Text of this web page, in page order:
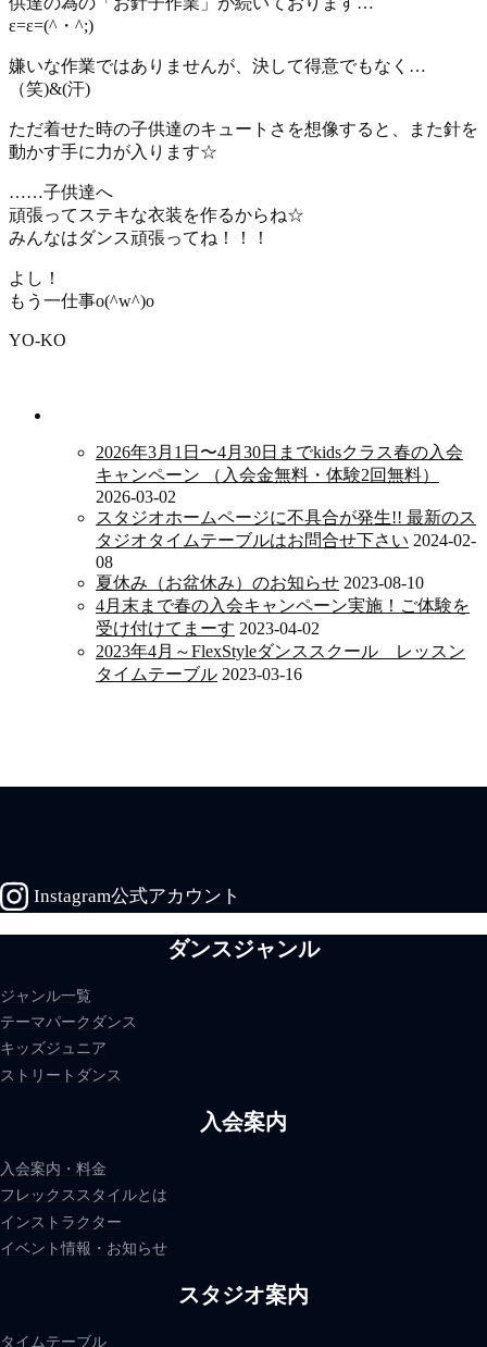
ε=ε=(^・^;)
嫌いな作業ではありませんが、決して得意でもなく…
（笑)&(汗)
ただ着せた時の子供達のキュートさを想像すると、また針を
動かす手に力が入ります☆
……子供達へ
頑張ってステキな衣装を作るからね☆
みんなはダンス頑張ってね！！！
よし！
もう一仕事o(^w^)o
YO-KO
2026年3月1日〜4月30日までkidsクラス春の入会
キャンペーン （入会金無料・体験2回無料）
2026-03-02
スタジオホームページに不具合が発生!! 最新のス
タジオタイムテーブルはお問合せ下さい 2024-02-
08
夏休み（お盆休み）のお知らせ 2023-08-10
4月末まで春の入会キャンペーン実施！ご体験を
受け付けてまーす 2023-04-02
2023年4月～FlexStyleダンススクール レッスン
タイムテーブル 2023-03-16
Instagram公式アカウント
ダンスジャンル
ジャンル一覧
テーマパークダンス
キッズジュニア
ストリートダンス
入会案内
入会案内・料金
フレックススタイルとは
インストラクター
イベント情報・お知らせ
スタジオ案内
タイムテーブル